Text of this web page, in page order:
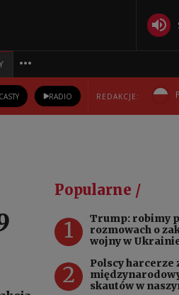
RADIO REDAKCJE:
Popularne /
1
Trump: robimy
rozmowach o
wojny w
2
Polscy harcerze
skautów w